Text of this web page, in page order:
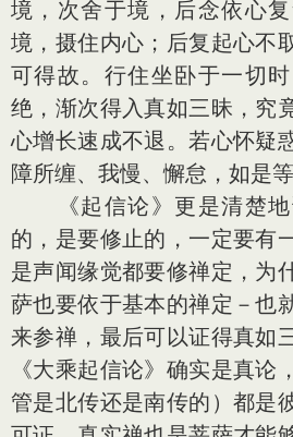
境，次舍于境，后念依心
境，摄住内心；后复起心不
可得故。行住坐卧于一切
绝，渐次得入真如三昧，究
心增长速成不退。若心怀疑
障所缠、我慢、懈怠，如是等
《起信论》更是清楚地
的，是要修止的，一定要有
是声闻缘觉都要修禅定，为
萨也要依于基本的禅定－也
来参禅，最后可以证得真如
《大乘起信论》确实是真论
管是北传还是南传的）都是